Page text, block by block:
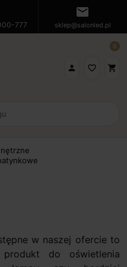
777
mail
sklep@salonled.pl
 favorite_border shopping_cart
0
w naszej ofercie to
do oświetlenia